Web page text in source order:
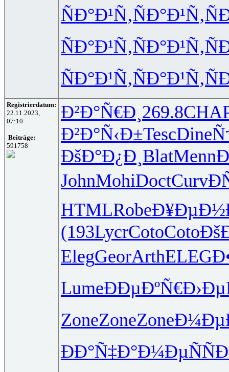
ÑÐ°Ð¹Ñ‚ÑÐ°Ð¹Ñ‚
ÑÐ°Ð¹Ñ‚ÑÐ°Ð¹Ñ‚
ÑÐ°Ð¹Ñ‚ÑÐ°Ð¹Ñ‚
Registrierdatum:
22.11.2023,
07:10
Beiträge:
591758
Ð²Ð°Ñ€Ð¸ 269.8
Ð²Ð°Ñ‹Ð±TescDine
ÐšÐ°Ð¿Ð¸ BlatMenn
JohnMohiDoctCurv
HTMLRobe
(193LycrCotoCoto
ElegGeorArthELEG
LumeÐÐµÐºÑ€
ZoneZoneZone
ÐÐ°Ñ‡Ð°Ð¼ÐµÑÑ